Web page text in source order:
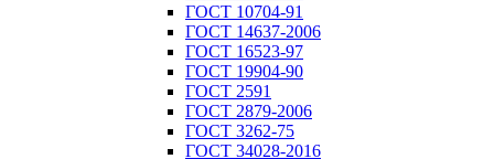
ГОСТ 10704-91
ГОСТ 14637-2006
ГОСТ 16523-97
ГОСТ 19904-90
ГОСТ 2591
ГОСТ 2879-2006
ГОСТ 3262-75
ГОСТ 34028-2016